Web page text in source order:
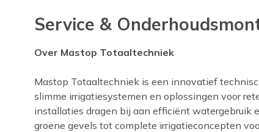
Service &
Over Mastop Totaaltechniek
Mastop Totaaltechniek is een innovatief
slimme irrigatiesystemen en oplossingen voor
installaties dragen bij aan efficiënt watergebruik
groene gevels tot complete irrigatieconcepten